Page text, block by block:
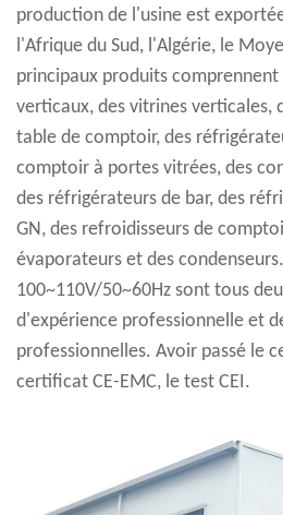
production de l'usine est
l'Afrique du Sud, l'Algérie, le
principaux produits
verticaux, des vitrines verticales,
table de comptoir, des
comptoir à portes vitrées, des
des réfrigérateurs de bar, des
GN, des refroidisseurs de
évaporateurs et des
100~110V/50~60Hz sont tous
d'expérience professionnelle et
professionnelles. Avoir passé le
certificat CE-EMC, le test CEI.